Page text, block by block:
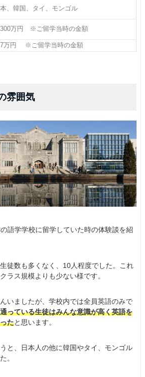
本、韓国、タイ、モンゴル
万円 ※ご留学当時の金額
万円 ※ご留学当時の金額
雰囲気
語学学校に留学していた時の体験談を紹
徒数も多くなく、10人程度でした。これ
ラス規模よりも少ない様です。
いましたが、学校内では全員英語のみで
通っている生徒はみんな意識が高く英語を
たと思います。
と、日本人の他に韓国やタイ、モンゴル
。